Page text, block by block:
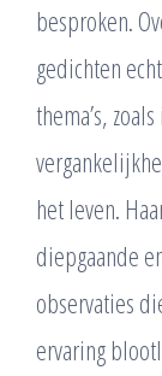
besproken.
gedichten
thema’s,
het leven.
diepgaande
observaties
ervaring